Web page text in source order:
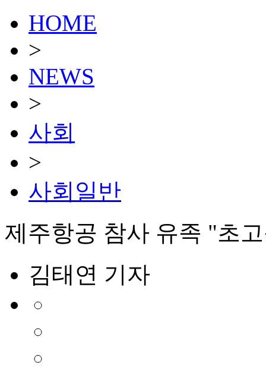
HOME
>
NEWS
>
사회
>
사회일반
제주항공 참사 유족 "초
김태연 기자